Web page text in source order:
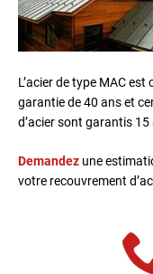
L’acier de type MAC
garantie de 40 ans et
d’acier sont garantis 15
Demandez une
votre recouvrement